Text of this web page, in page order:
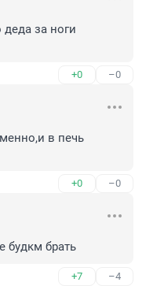
деда за ноги
+0 –0
в печь
+0 –0
будкм брать
+7 –4